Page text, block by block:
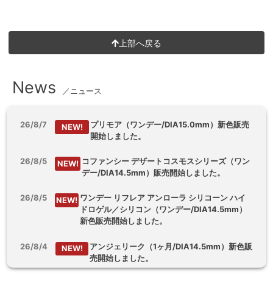
上部へ戻る
News ／ニュース
26/8/7 NEW!
プリモア（ワンデー/DIA15.0mm）新色販売
開始しました。
26/8/5 NEW! コファンシー デザートコスモスシリーズ（ワン
デー/DIA14.5mm）販売開始しました。
26/8/5 NEW! ワンデー リフレア アンローラ シリコーン ハイ
ドロゲル／シリコン（ワンデー/DIA14.5mm）
新色販売開始しました。
26/8/4 NEW!
アンジェリーク（1ヶ月/DIA14.5mm）新色販
売開始しました。